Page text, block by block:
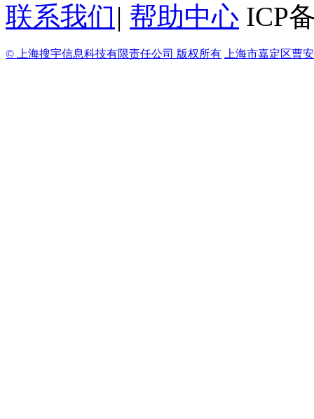
联系我们 | 帮助中心 ICP
© 上海搜宇信息科技有限责任公司 版权所有 上海市嘉定区曹